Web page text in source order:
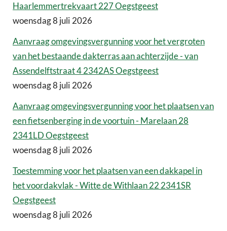
Haarlemmertrekvaart 227 Oegstgeest
woensdag 8 juli 2026
Aanvraag omgevingsvergunning voor het vergroten
van het bestaande dakterras aan achterzijde - van
Assendelftstraat 4 2342AS Oegstgeest
woensdag 8 juli 2026
Aanvraag omgevingsvergunning voor het plaatsen van
een fietsenberging in de voortuin - Marelaan 28
2341LD Oegstgeest
woensdag 8 juli 2026
Toestemming voor het plaatsen van een dakkapel in
het voordakvlak - Witte de Withlaan 22 2341SR
Oegstgeest
woensdag 8 juli 2026